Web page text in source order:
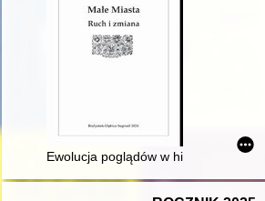
Ewolucja poglądów w historiografii